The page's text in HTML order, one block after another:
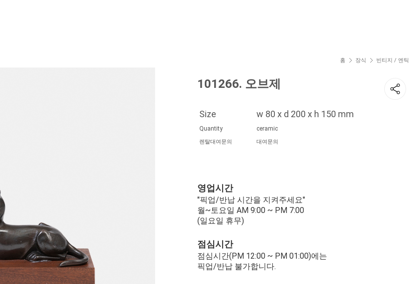
홈 장식 빈티지 / 엔틱
101266. 오브제
Size w 80 x d 200 x h 150 mm
Quantity ceramic
렌탈대여문의 대여문의
영업시간
"픽업/반납 시간을 지켜주세요"
월~토요일 AM 9:00 ~ PM 7:00
(일요일 휴무)
점심시간
점심시간(PM 12:00 ~ PM 01:00)에는
픽업/반납 불가합니다.